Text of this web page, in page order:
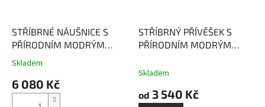
STŘÍBRNÉ NÁUŠNICE S
PŘÍRODNÍM MODRÝM
SAFÍREM PIACENZA
a inspiraci
Průměrné
produktu
Skladem
6 080 Kč
STŘÍBRNÝ PŘÍVĚŠEK S
PŘÍRODNÍM MODRÝM
safír podporuje kreativitu
Skladem
od 3 540 Kč